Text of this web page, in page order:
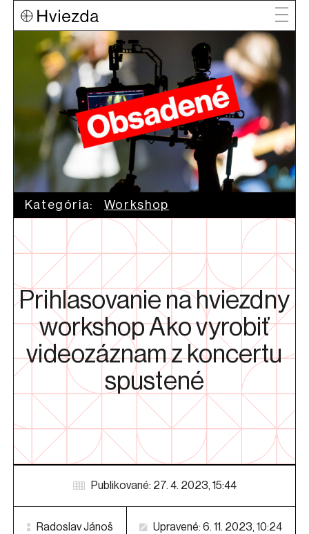
Kategória: Workshop
Prihlasovanie na hviezdny
workshop Ako vyrobiť
videozáznam z koncertu
spustené
Publikované: 27. 4. 2023, 15:44
Radoslav Jánoš Upravené: 6. 11. 2023, 10:24